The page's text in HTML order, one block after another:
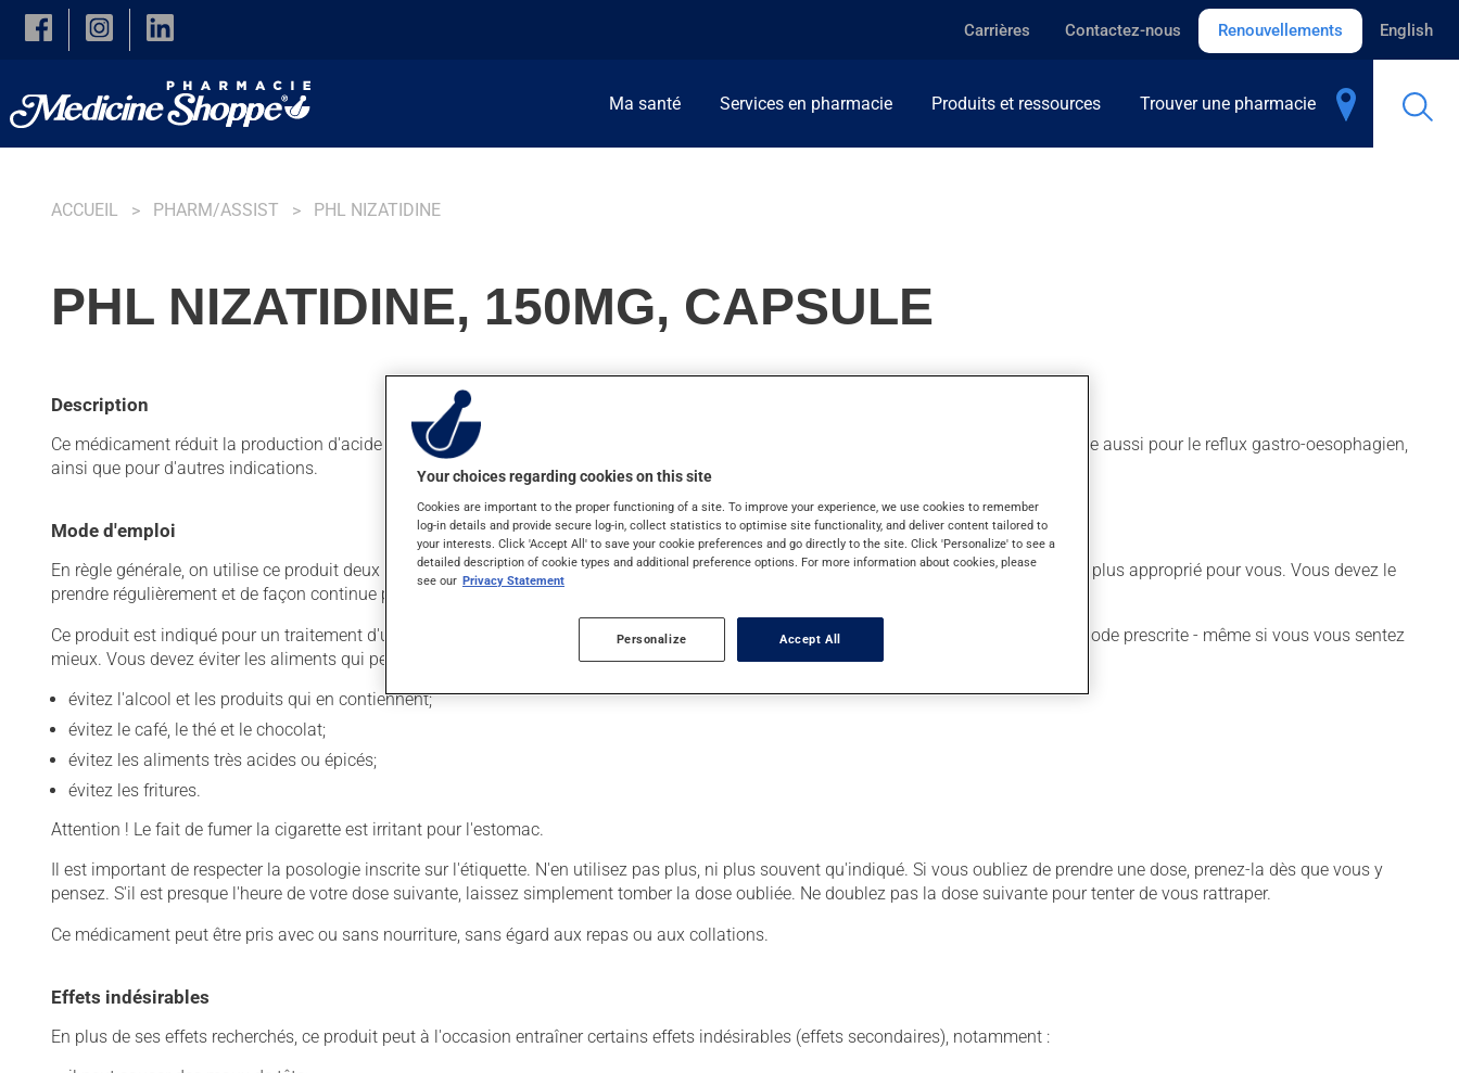
Skip to main content
Carrières Contactez-nous Renouvellements English
Ma santé Services en pharmacie Produits et ressources Trouver une pharmacie
ACCUEIL PHARM/ASSIST PHL NIZATIDINE
PHL NIZATIDINE, 150MG, CAPSULE
Description
Ce médicament réduit la production d'acide dans l'estomac. Habituellement, on l'utilise pour soulager ou prévenir les ulcères. On l'emploie aussi pour le reflux gastro-oesophagien,
ainsi que pour d'autres indications.
Mode d'emploi
En règle générale, on utilise ce produit deux fois par jour. Il est possible que votre pharmacien vous ait indiqué un horaire différent qui est plus approprié pour vous. Vous devez le
prendre régulièrement et de façon continue pour maintenir ses effets bénéfiques.
Ce produit est indiqué pour un traitement d'une durée bien définie. Pour en retirer tous les bénéfices possibles, prenez-le pour toute la période prescrite - même si vous vous sentez
mieux. Vous devez éviter les aliments qui peuvent irriter l'estomac :
évitez l'alcool et les produits qui en contiennent;
évitez le café, le thé et le chocolat;
évitez les aliments très acides ou épicés;
évitez les fritures.
Attention ! Le fait de fumer la cigarette est irritant pour l'estomac.
Il est important de respecter la posologie inscrite sur l'étiquette. N'en utilisez pas plus, ni plus souvent qu'indiqué. Si vous oubliez de prendre une dose, prenez-la dès que vous y
pensez. S'il est presque l'heure de votre dose suivante, laissez simplement tomber la dose oubliée. Ne doublez pas la dose suivante pour tenter de vous rattraper.
Ce médicament peut être pris avec ou sans nourriture, sans égard aux repas ou aux collations.
Effets indésirables
En plus de ses effets recherchés, ce produit peut à l'occasion entraîner certains effets indésirables (effets secondaires), notamment :
Your choices regarding cookies on this site
Cookies are important to the proper functioning of a site. To improve your experience, we use cookies to remember
log-in details and provide secure log-in, collect statistics to optimise site functionality, and deliver content tailored to
your interests. Click 'Accept All' to save your cookie preferences and go directly to the site. Click 'Personalize' to see a
detailed description of cookie types and additional preference options. For more information about cookies, please
see our Privacy Statement
Personalize Accept All